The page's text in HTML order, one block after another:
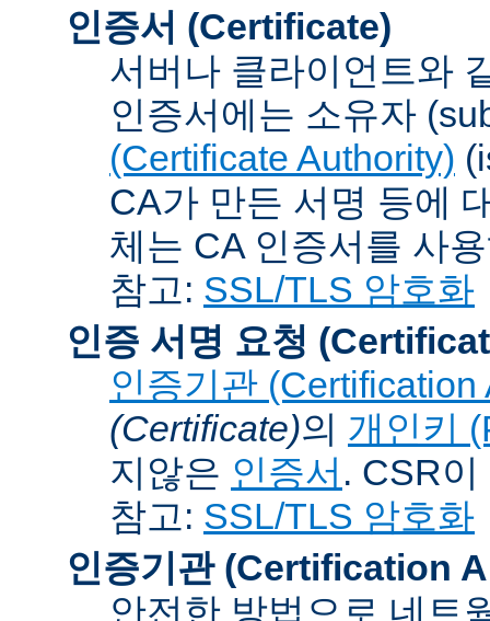
인증서 (Certificate)
서버나 클라이언트와
인증서에는 소유자
(Certificate Authority)
CA가 만든 서명 등에
체는 CA 인증서를 사
참고: SSL/TLS 암호화
인증 서명 요청
인증기관 (Certification
(Certificate)의 개인키
지않은 인증서 . CSR
참고: SSL/TLS 암호화
인증기관 (Certification
안전한 방법으로 네트